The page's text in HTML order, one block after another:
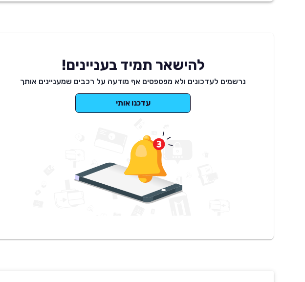
להישאר תמיד בעניינים!
נרשמים לעדכונים ולא מפספסים אף מודעה על רכבים שמעניינים אותך
עדכנו אותי